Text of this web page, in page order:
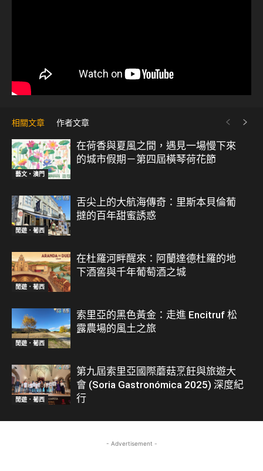
相關文章 作者文章
藝文‧澳門
在荷香與夏風之間，遇見一場慢下來
的城市假期－第四屆橫琴荷花節
閒遊．葡西
舌尖上的大航海傳奇：里斯本貝倫葡
撻的百年甜蜜誘惑
閒遊．葡西
在杜羅河畔醒來：阿蘭達德杜羅的地
下酒窖與千年葡萄酒之城
閒遊．葡西
索里亞的黑色黃金：走進 Encitruf 松
露農場的風土之旅
閒遊．葡西
第九屆索里亞國際蘑菇烹飪與旅遊大
會 (Soria Gastronómica 2025) 深度紀
行
- Advertisement -